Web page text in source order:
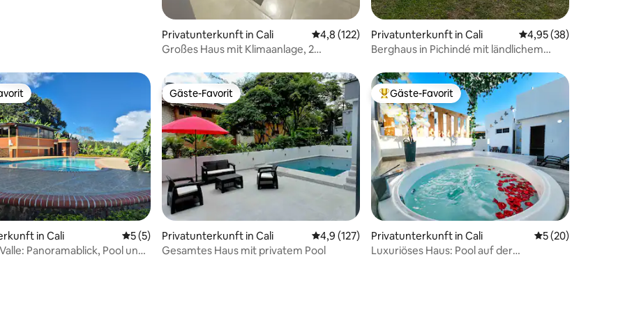
Privatunterkunft in Cali Durchschnittliche Bewertung: 4,8 von 5, 122 Bewertungen
4,8 (122)
Großes Haus mit Klimaanlage, 2
Privatunterkunft in Cali Durchschnittliche
4,95 (38)
Berghaus in Pichindé mit ländlichem
in Cali Durchschnittliche Bewertung: 5 von 5, 5 Bewertungen
5 (5)
Panoramablick, Pool und
Gäste-Favorit
Gäste-Favorit
Privatunterkunft in Cali Durchschnittliche Bewertung: 4,9 von 5, 127 Bewertungen
4,9 (127)
Gesamtes Haus mit privatem Pool
Beliebter Gäste-Favorit.
Gäste-Favorit
Privatunterkunft in Cali Durchschnittliche
5 (20)
Luxuriöses Haus: Pool auf der